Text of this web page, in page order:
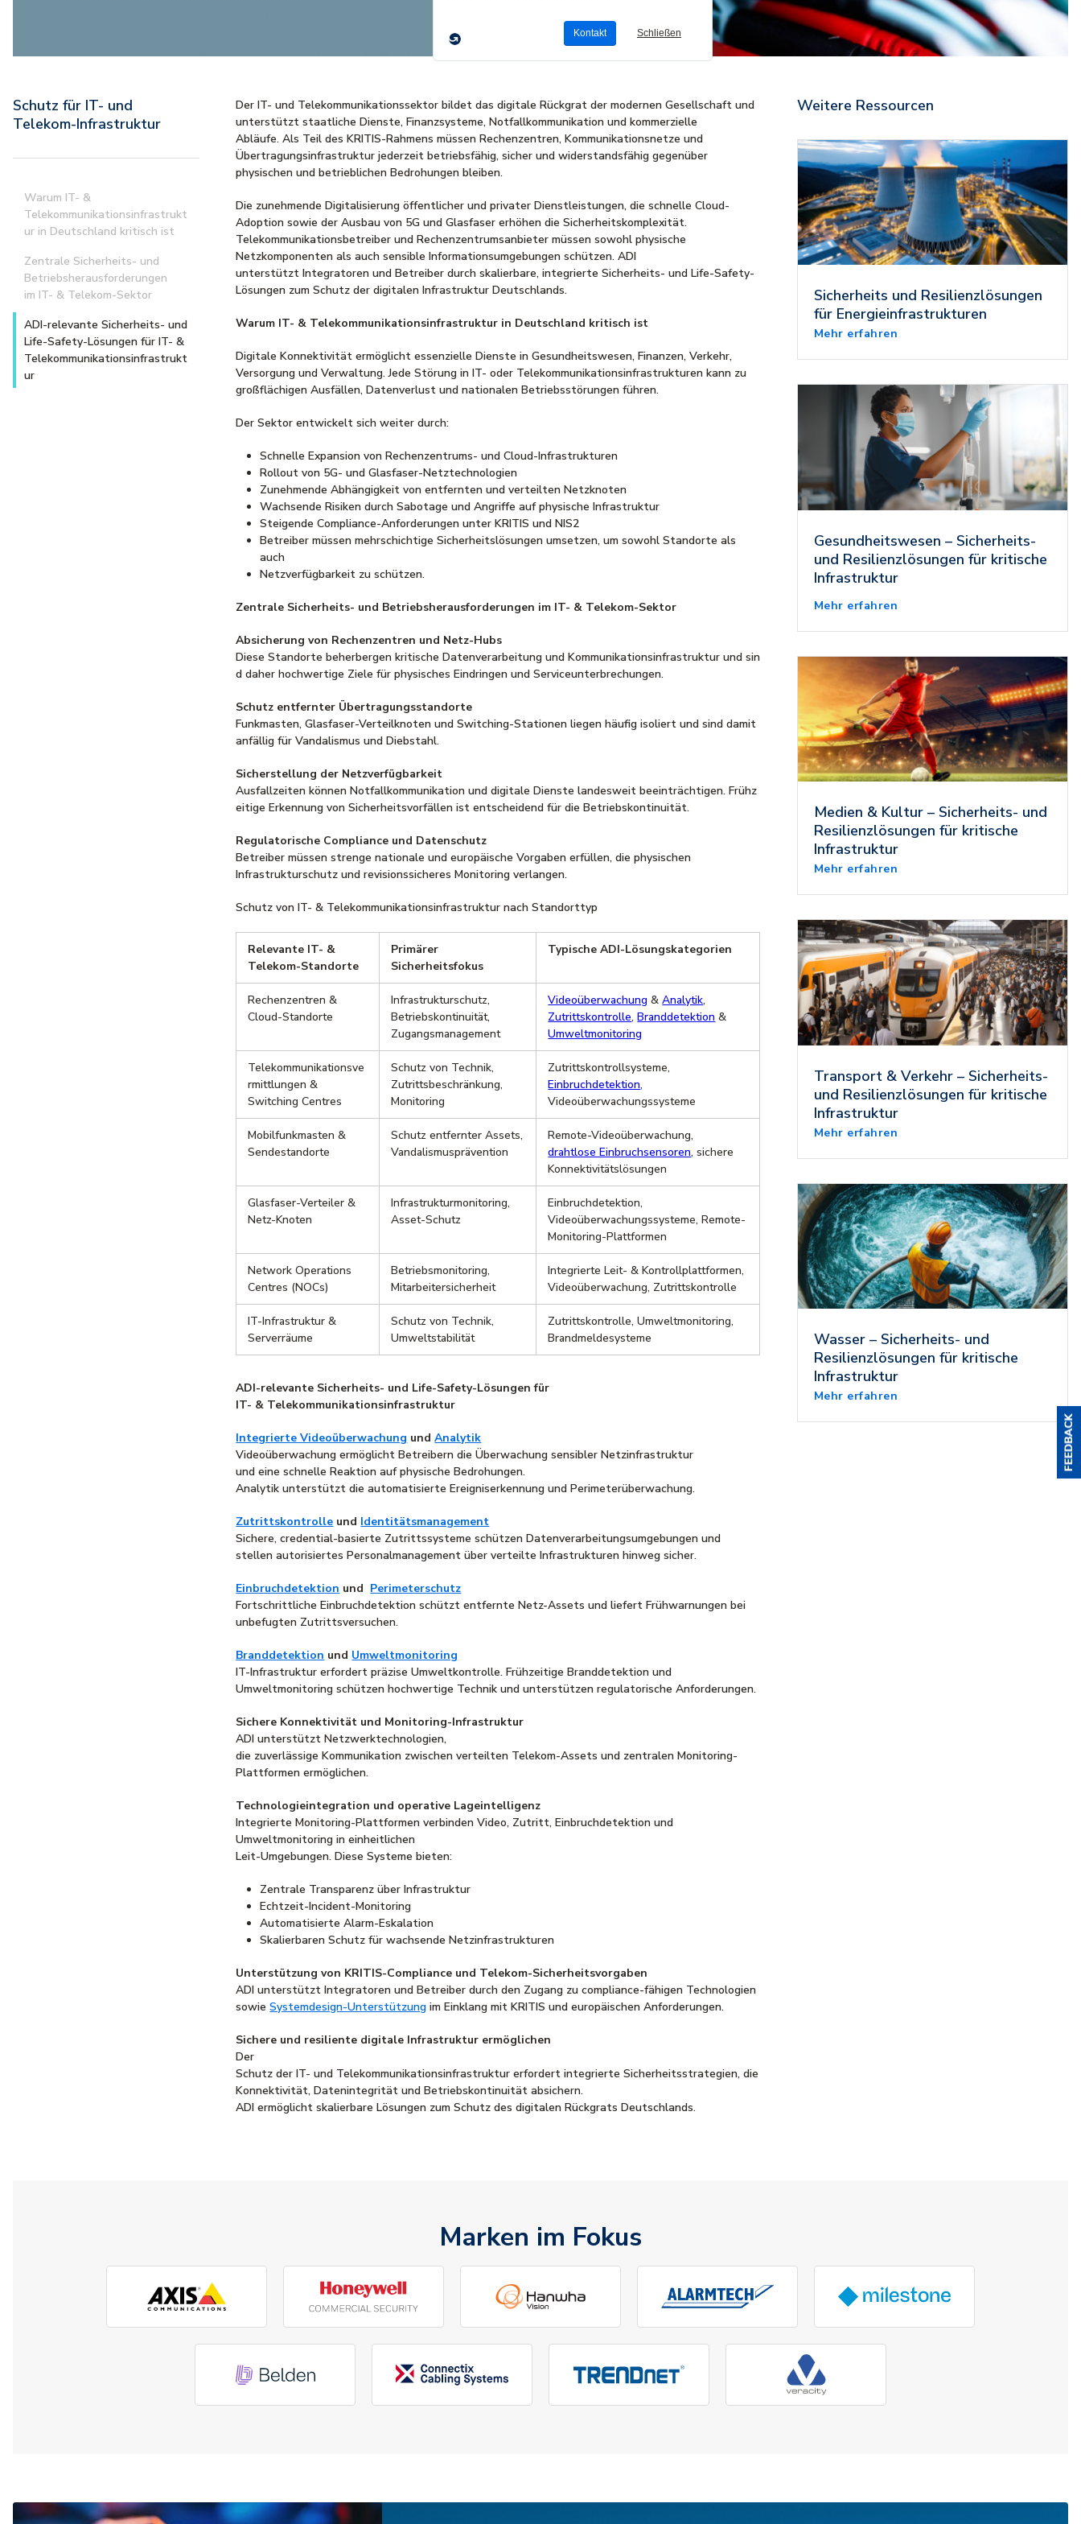
Schutz für IT- und
Telekom-Infrastruktur
Warum IT- &
Telekommunikationsinfrastrukt
ur in Deutschland kritisch ist
Zentrale Sicherheits- und
Betriebsherausforderungen
im IT- & Telekom-Sektor
ADI-relevante Sicherheits- und
Life-Safety-Lösungen für IT- &
Telekommunikationsinfrastrukt
ur
Der IT- und Telekommunikationssektor bildet das digitale Rückgrat der modernen Gesellschaft und
unterstützt staatliche Dienste, Finanzsysteme, Notfallkommunikation und kommerzielle
Abläufe. Als Teil des KRITIS-Rahmens müssen Rechenzentren, Kommunikationsnetze und
Übertragungsinfrastruktur jederzeit betriebsfähig, sicher und widerstandsfähig gegenüber
physischen und betrieblichen Bedrohungen bleiben.
Die zunehmende Digitalisierung öffentlicher und privater Dienstleistungen, die schnelle Cloud-
Adoption sowie der Ausbau von 5G und Glasfaser erhöhen die Sicherheitskomplexität.
Telekommunikationsbetreiber und Rechenzentrumsanbieter müssen sowohl physische
Netzkomponenten als auch sensible Informationsumgebungen schützen. ADI
unterstützt Integratoren und Betreiber durch skalierbare, integrierte Sicherheits- und Life-Safety-
Lösungen zum Schutz der digitalen Infrastruktur Deutschlands.
Warum IT- & Telekommunikationsinfrastruktur in Deutschland kritisch ist
Digitale Konnektivität ermöglicht essenzielle Dienste in Gesundheitswesen, Finanzen, Verkehr,
Versorgung und Verwaltung. Jede Störung in IT- oder Telekommunikationsinfrastrukturen kann zu
großflächigen Ausfällen, Datenverlust und nationalen Betriebsstörungen führen.
Der Sektor entwickelt sich weiter durch:
Schnelle Expansion von Rechenzentrums- und Cloud-Infrastrukturen
Rollout von 5G- und Glasfaser-Netztechnologien
Zunehmende Abhängigkeit von entfernten und verteilten Netzknoten
Wachsende Risiken durch Sabotage und Angriffe auf physische Infrastruktur
Steigende Compliance-Anforderungen unter KRITIS und NIS2
Betreiber müssen mehrschichtige Sicherheitslösungen umsetzen, um sowohl Standorte als
auch
Netzverfügbarkeit zu schützen.
Zentrale Sicherheits- und Betriebsherausforderungen im IT- & Telekom-Sektor
Absicherung von Rechenzentren und Netz-Hubs
Diese Standorte beherbergen kritische Datenverarbeitung und Kommunikationsinfrastruktur und sin
d daher hochwertige Ziele für physisches Eindringen und Serviceunterbrechungen.
Schutz entfernter Übertragungsstandorte
Funkmasten, Glasfaser-Verteilknoten und Switching-Stationen liegen häufig isoliert und sind damit
anfällig für Vandalismus und Diebstahl.
Sicherstellung der Netzverfügbarkeit
Ausfallzeiten können Notfallkommunikation und digitale Dienste landesweit beeinträchtigen. Frühz
eitige Erkennung von Sicherheitsvorfällen ist entscheidend für die Betriebskontinuität.
Regulatorische Compliance und Datenschutz
Betreiber müssen strenge nationale und europäische Vorgaben erfüllen, die physischen
Infrastrukturschutz und revisionssicheres Monitoring verlangen.
Schutz von IT- & Telekommunikationsinfrastruktur nach Standorttyp
Relevante IT- &
Telekom-Standorte
Primärer
Sicherheitsfokus
Typische ADI-Lösungskategorien
Rechenzentren &
Cloud-Standorte
Infrastrukturschutz,
Betriebskontinuität,
Zugangsmanagement
Videoüberwachung &Analytik,
Zutrittskontrolle,Branddetektion &
Umweltmonitoring
Telekommunikationsve
rmittlungen &
Switching Centres
Schutz von Technik,
Zutrittsbeschränkung,
Monitoring
Zutrittskontrollsysteme,
Einbruchdetektion,
Videoüberwachungssysteme
Mobilfunkmasten &
Sendestandorte
Schutz entfernter Assets,
Vandalismusprävention
Remote-Videoüberwachung,
drahtlose Einbruchsensoren, sichere
Konnektivitätslösungen
Glasfaser-Verteiler &
Netz-Knoten
Infrastrukturmonitoring,
Asset-Schutz
Einbruchdetektion,
Videoüberwachungssysteme, Remote-
Monitoring-Plattformen
Network Operations
Centres (NOCs)
Betriebsmonitoring,
Mitarbeitersicherheit
Integrierte Leit- & Kontrollplattformen,
Videoüberwachung, Zutrittskontrolle
IT-Infrastruktur &
Serverräume
Schutz von Technik,
Umweltstabilität
Zutrittskontrolle, Umweltmonitoring,
Brandmeldesysteme
ADI-relevante Sicherheits- und Life-Safety-Lösungen für
IT- & Telekommunikationsinfrastruktur
Integrierte Videoüberwachung undAnalytik
Videoüberwachung ermöglicht Betreibern die Überwachung sensibler Netzinfrastruktur
und eine schnelle Reaktion auf physische Bedrohungen.
Analytik unterstützt die automatisierte Ereigniserkennung und Perimeterüberwachung.
Zutrittskontrolle und Identitätsmanagement
Sichere, credential-basierte Zutrittssysteme schützen Datenverarbeitungsumgebungen und
stellen autorisiertes Personalmanagement über verteilte Infrastrukturen hinweg sicher.
Einbruchdetektion und Perimeterschutz
Fortschrittliche Einbruchdetektion schützt entfernte Netz-Assets und liefert Frühwarnungen bei
unbefugten Zutrittsversuchen.
Branddetektion und Umweltmonitoring
IT-Infrastruktur erfordert präzise Umweltkontrolle. Frühzeitige Branddetektion und
Umweltmonitoring schützen hochwertige Technik und unterstützen regulatorische Anforderungen.
Sichere Konnektivität und Monitoring-Infrastruktur
ADI unterstützt Netzwerktechnologien,
die zuverlässige Kommunikation zwischen verteilten Telekom-Assets und zentralen Monitoring-
Plattformen ermöglichen.
Technologieintegration und operative Lageintelligenz
Integrierte Monitoring-Plattformen verbinden Video, Zutritt, Einbruchdetektion und
Umweltmonitoring in einheitlichen
Leit-Umgebungen. Diese Systeme bieten:
Zentrale Transparenz über Infrastruktur
Echtzeit-Incident-Monitoring
Automatisierte Alarm-Eskalation
Skalierbaren Schutz für wachsende Netzinfrastrukturen
Unterstützung von KRITIS-Compliance und Telekom-Sicherheitsvorgaben
ADI unterstützt Integratoren und Betreiber durch den Zugang zu compliance-fähigen Technologien
sowieSystemdesign-Unterstützung im Einklang mit KRITIS und europäischen Anforderungen.
Sichere und resiliente digitale Infrastruktur ermöglichen
Der
Schutz der IT- und Telekommunikationsinfrastruktur erfordert integrierte Sicherheitsstrategien, die
Konnektivität, Datenintegrität und Betriebskontinuität absichern.
ADI ermöglicht skalierbare Lösungen zum Schutz des digitalen Rückgrats Deutschlands.
Weitere Ressourcen
Sicherheits und Resilienzlösungen
für Energieinfrastrukturen
Mehr erfahren
Gesundheitswesen – Sicherheits-
und Resilienzlösungen für kritische
Infrastruktur
Mehr erfahren
Medien & Kultur – Sicherheits- und
Resilienzlösungen für kritische
Infrastruktur
Mehr erfahren
Transport & Verkehr – Sicherheits-
und Resilienzlösungen für kritische
Infrastruktur
Mehr erfahren
Wasser – Sicherheits- und
Resilienzlösungen für kritische
Infrastruktur
Mehr erfahren
Marken im Fokus